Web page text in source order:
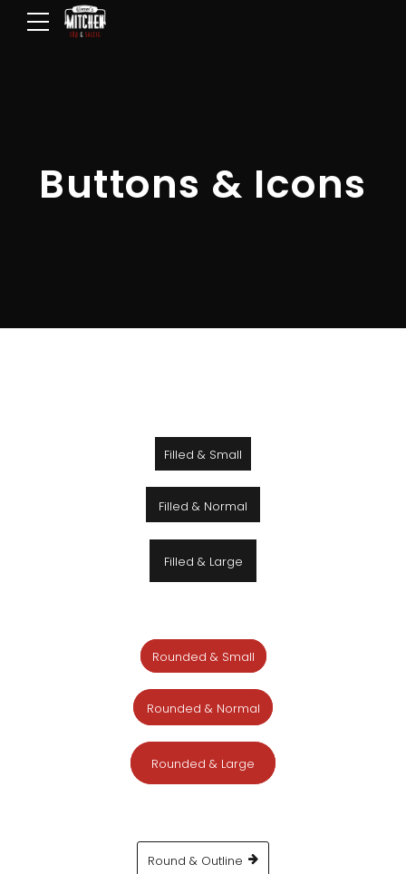
Buttons & Icons
Filled & Small
Filled & Normal
Filled & Large
Rounded & Small
Rounded & Normal
Rounded & Large
Round & Outline